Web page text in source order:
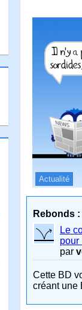
Actualité
Rebonds :
Le
pour
par
Cette BD
créant une